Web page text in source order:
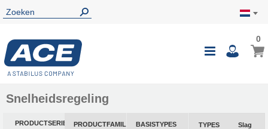
Toggle
00
Snelheidsregeling
PRODUCTSERIE PRODUCTFAMILIE BASISTYPES TYPES
Slag